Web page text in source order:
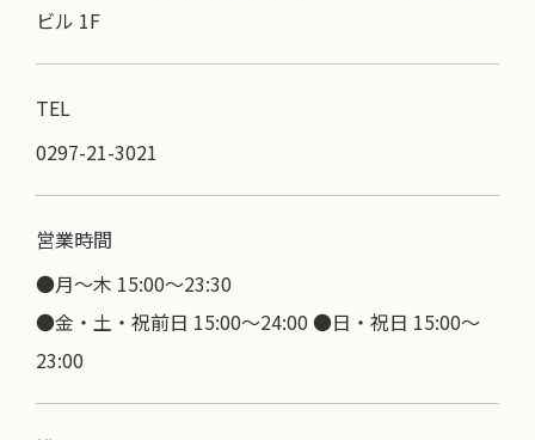
ビル 1F
TEL
0297-21-3021
営業時間
●月～木 15:00〜23:30
●金・土・祝前日 15:00～24:00 ●日・祝日 15:00～
23:00